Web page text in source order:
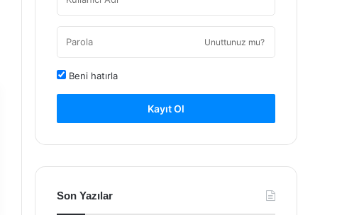
Unuttunuz mu?
Beni hatırla
Kayıt Ol
Son Yazılar